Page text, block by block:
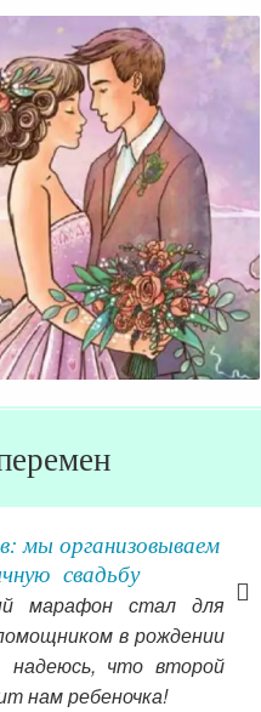
мы организовываем
свадьбу
марафон стал для
в рождении
надеюсь, что второй
нам ребеночка!